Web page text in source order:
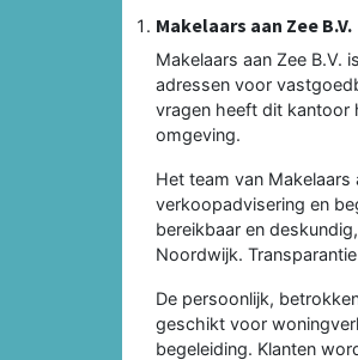
Makelaars aan Zee B.V.
Makelaars aan Zee B.V.
adressen voor
vragen heeft dit kantoor
omgeving.
Het team van
verkoopadvisering en
bereikbaar en
Noordwijk.
De persoonlijk,
geschikt voor
begeleiding. Klanten